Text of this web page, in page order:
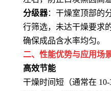
分级器：干燥室顶部的
行筛选，未达干燥要求
确保成品含水率均匀。
二、性能优势与应用场
高效节能
干燥时间短（通常在